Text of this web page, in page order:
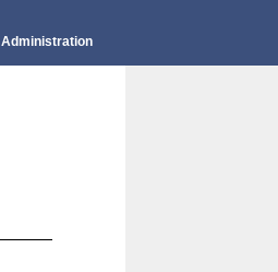
Administration